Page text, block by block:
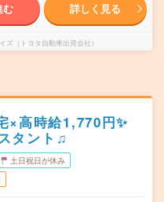
む 詳しく見る
ズ（トヨタ自動車出資会社）
×高時給1,770円✨
タント♫
土日祝日が休み